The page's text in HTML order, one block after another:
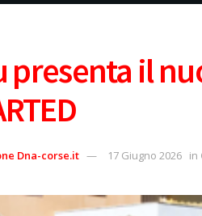
presenta il
Dna-corse.it 17 Giugno 2026 in